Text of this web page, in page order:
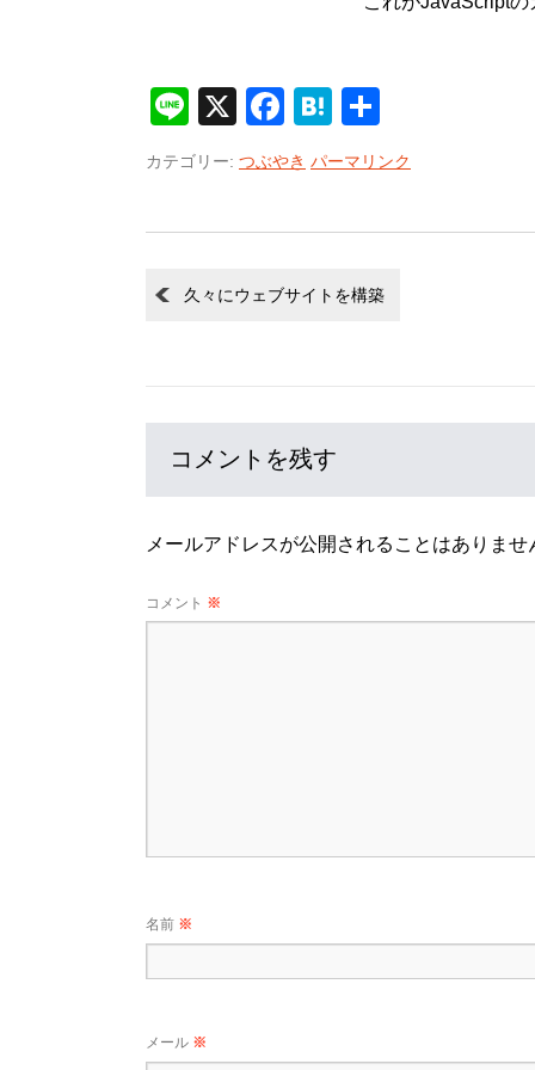
Line
X Facebook
Hatena
有
カテゴリー: つぶやき パーマリンク
久々にウェブサイトを構築
コメントを残す
メールアドレスが公開されることはありませ
コメント ※
名前 ※
メール ※